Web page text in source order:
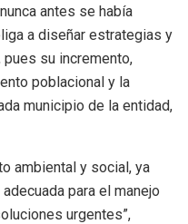
antes se había
a diseñar estrategias y
su incremento,
poblacional y la
municipio de la entidad,
ambiental y social, ya
para el manejo
urgentes”,